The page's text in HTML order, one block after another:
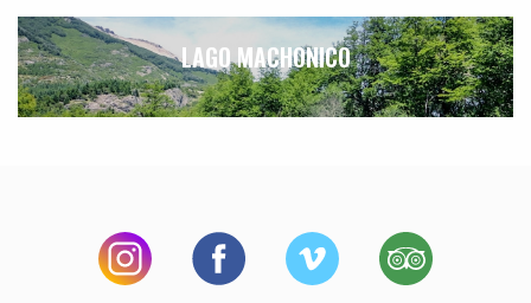
LAGO MACHONICO